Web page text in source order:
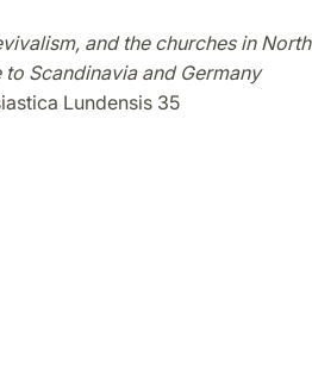
and the churches in
Scandinavia and Germany
Lundensis 35